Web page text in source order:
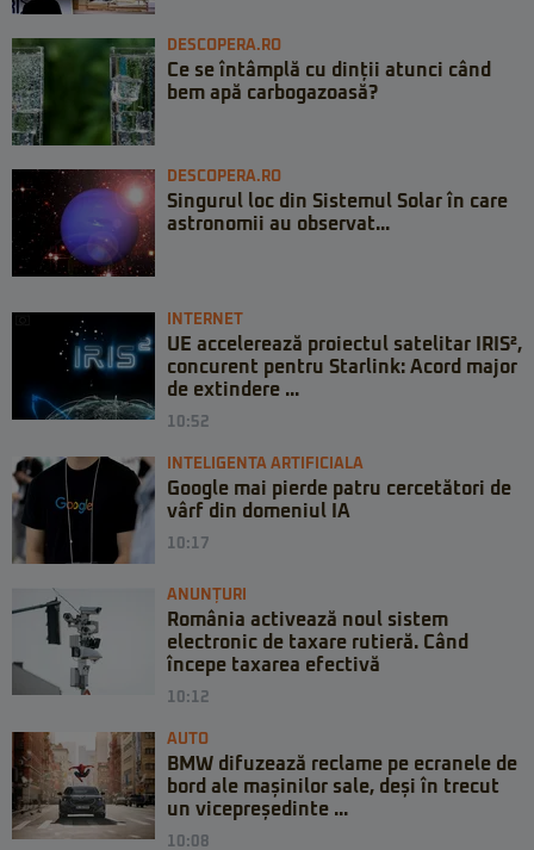
DESCOPERA.RO
Ce se întâmplă cu dinții atunci când
bem apă carbogazoasă?
DESCOPERA.RO
Singurul loc din Sistemul Solar în care
astronomii au observat...
INTERNET
UE accelerează proiectul satelitar IRIS²,
concurent pentru Starlink: Acord major
de extindere ...
10:52
INTELIGENTA ARTIFICIALA
Google mai pierde patru cercetători de
vârf din domeniul IA
10:17
ANUNȚURI
România activează noul sistem
electronic de taxare rutieră. Când
începe taxarea efectivă
10:12
AUTO
BMW difuzează reclame pe ecranele de
bord ale mașinilor sale, deși în trecut
un vicepreședinte ...
10:08